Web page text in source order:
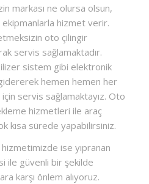
markası ne olursa olsun,
hizmet verir.
oto çilingir
servis sağlamaktadır.
sistem gibi elektronik
hemen hemen her
servis sağlamaktayız. Oto
hizmetleri ile araç
kısa sürede yapabilirsiniz.
ise yıpranan
ile güvenli bir şekilde
karşı önlem alıyoruz.